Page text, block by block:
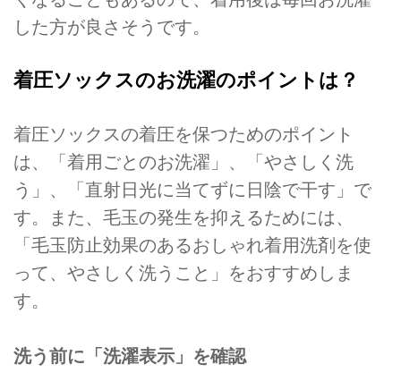
した方が良さそうです。
着圧ソックスのお洗濯のポイントは？
着圧ソックスの着圧を保つためのポイント
は、「着用ごとのお洗濯」、「やさしく洗
う」、「直射日光に当てずに日陰で干す」で
す。また、毛玉の発生を抑えるためには、
「毛玉防止効果のあるおしゃれ着用洗剤を使
って、やさしく洗うこと」をおすすめしま
す。
洗う前に「洗濯表示」を確認